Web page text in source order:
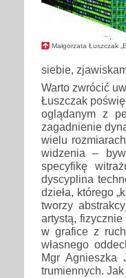
Małgorzata Łuszczak
siebie,
Warto zwrócić
Łuszczak
oglądanym z
zagadnienie
wielu
widzenia –
specyfikę
dyscyplina
dzieła, którego
tworzy
artystą, fizycznie
w grafice z
własnego
Mgr Agnieszka
trumiennych.